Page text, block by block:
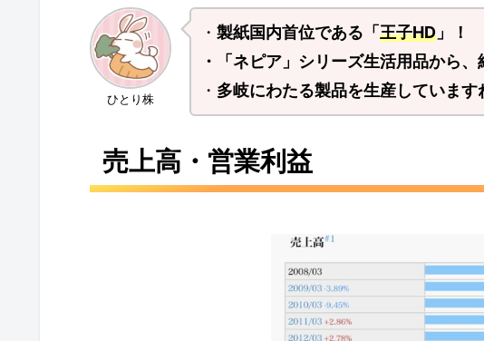
ひとり株
・ 製紙国内首位である「王子HD 」！
・「ネピア」シリーズ生活用品から、
・ 多岐にわたる製品を生産しています
売上高・営業利益